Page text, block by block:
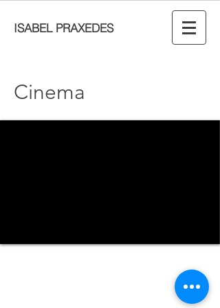
ISABEL PRAXEDES
Cinema